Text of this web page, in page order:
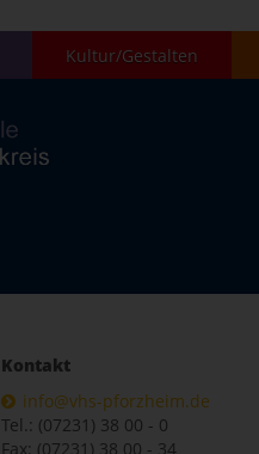
Kultur/Gestalten
Kontakt
info@vhs-pforzheim.de
Tel.: (07231) 38 00 - 0
Fax: (07231) 38 00 - 34